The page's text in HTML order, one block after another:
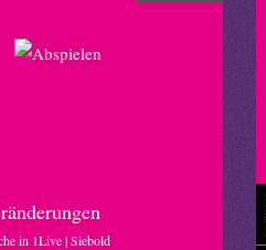
in 1Live | Siebold